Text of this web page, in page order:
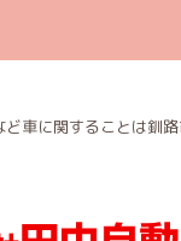
車に関することは釧